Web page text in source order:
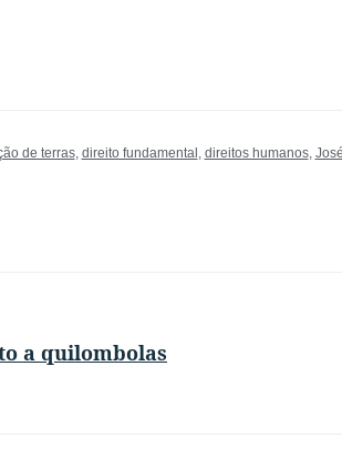
de terras, direito fundamental , direitos humanos,
a quilombolas